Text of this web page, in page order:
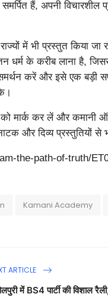
हैं, अपनी विचारशील
में भी प्रस्तुत किया जा
धर्म के करीब लाना है,
करें और इसे एक बड़ी
मार्क कर लें और कमानी
और दिव्य प्रस्तुतियों से
the-path-of-truth/
Kamani Academy
ARTICLE
में BS4 पार्टी की विशाल